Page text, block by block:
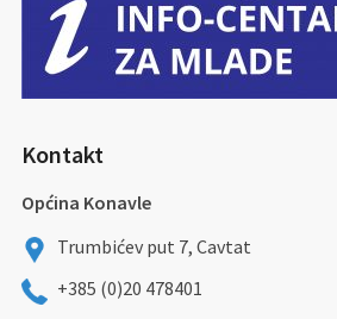
Kontakt
Općina Konavle
Trumbićev put 7, Cavtat
+385 (0)20 478401